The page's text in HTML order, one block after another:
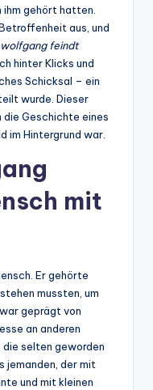
gehört hatten.
aus, und
feindt
hinter Klicks und
Schicksal – ein
wurde. Dieser
die Geschichte eines
im Hintergrund war.
mit
Er gehörte
mussten, um
geprägt von
an anderen
die selten geworden
jemanden, der mit
und mit kleinen